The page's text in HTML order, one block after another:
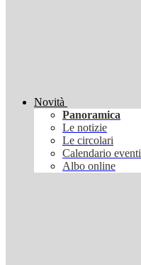
Novità
Panoramica
Le notizie
Le circolari
Calendario eventi
Albo online